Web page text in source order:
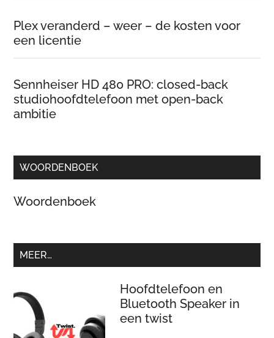
Plex veranderd – weer – de kosten voor
een licentie
Sennheiser HD 480 PRO: closed-back
studiohoofdtelefoon met open-back
ambitie
WOORDENBOEK
Woordenboek
MEER…
Hoofdtelefoon en
Bluetooth Speaker in
een twist